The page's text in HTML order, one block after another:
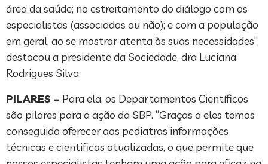
área da saúde; no estreitamento do diálogo com os
especialistas (associados ou não); e com a população
em geral, ao se mostrar atenta às suas necessidades”,
destacou a presidente da Sociedade, dra Luciana
Rodrigues Silva.
PILARES – Para ela, os Departamentos Científicos
são pilares para a ação da SBP. “Graças a eles temos
conseguido oferecer aos pediatras informações
técnicas e cientificas atualizadas, o que permite que